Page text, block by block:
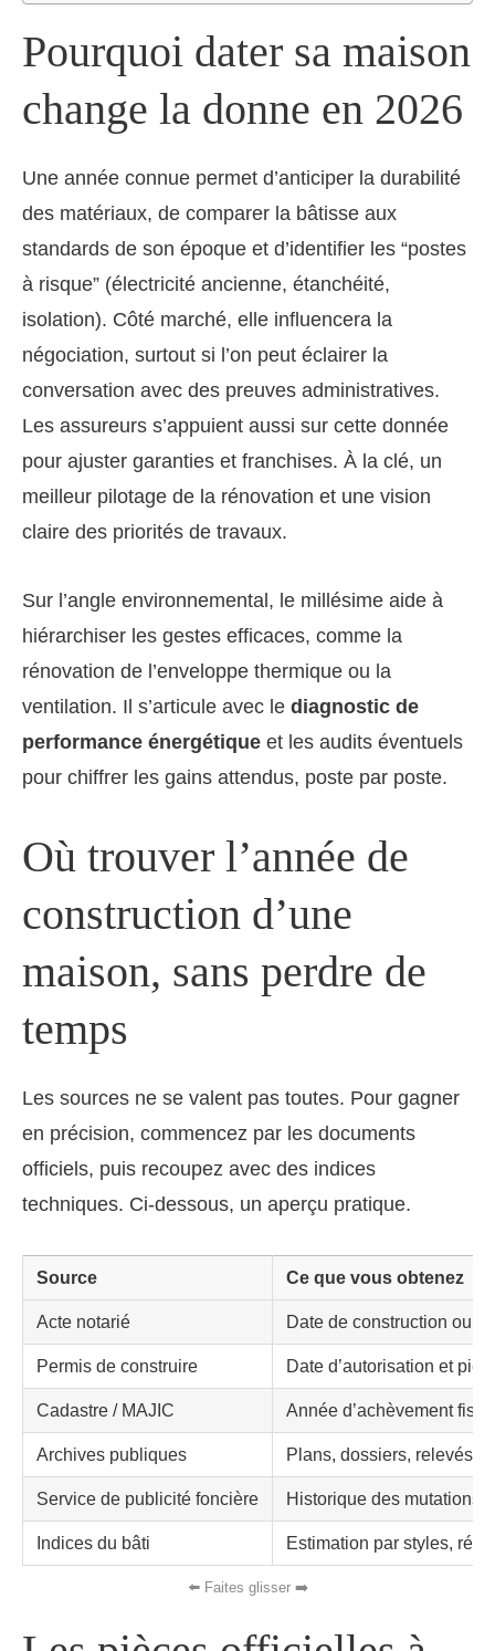
Pourquoi dater sa maison
change la donne en 2026
Une année connue permet d’anticiper la durabilité
des matériaux, de comparer la bâtisse aux
standards de son époque et d’identifier les “postes
à risque” (électricité ancienne, étanchéité,
isolation). Côté marché, elle influencera la
négociation, surtout si l’on peut éclairer la
conversation avec des preuves administratives.
Les assureurs s’appuient aussi sur cette donnée
pour ajuster garanties et franchises. À la clé, un
meilleur pilotage de la rénovation et une vision
claire des priorités de travaux.
Sur l’angle environnemental, le millésime aide à
hiérarchiser les gestes efficaces, comme la
rénovation de l’enveloppe thermique ou la
ventilation. Il s’articule avec le diagnostic de
performance énergétique et les audits éventuels
pour chiffrer les gains attendus, poste par poste.
Où trouver l’année de
construction d’une
maison, sans perdre de
temps
Les sources ne se valent pas toutes. Pour gagner
en précision, commencez par les documents
officiels, puis recoupez avec des indices
techniques. Ci-dessous, un aperçu pratique.
Source Ce que vous obtenez
Acte notarié Date de construction ou
Permis de construire Date d’autorisation et
Cadastre / MAJIC Année d’achèvement
Archives publiques Plans, dossiers, relevés
Service de publicité foncière Historique des mutations
Indices du bâti Estimation par styles,